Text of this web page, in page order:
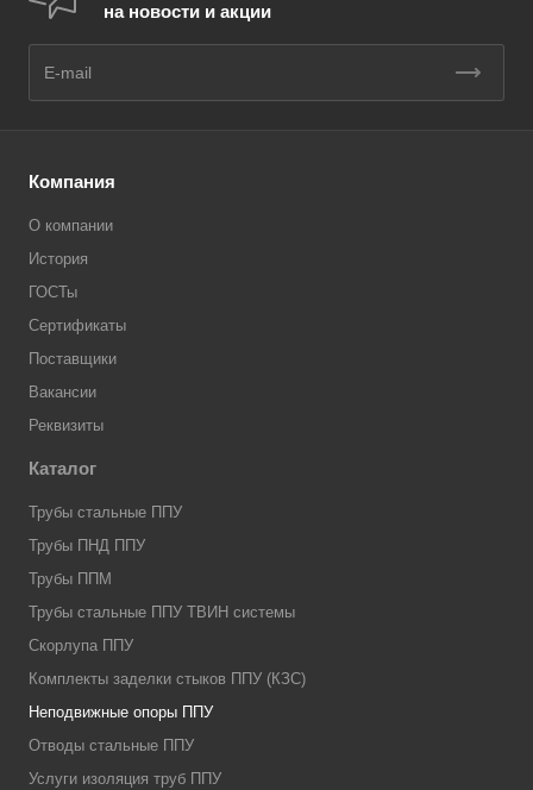
на новости и акции
Компания
О компании
История
ГОСТы
Сертификаты
Поставщики
Вакансии
Реквизиты
Каталог
Трубы стальные ППУ
Трубы ПНД ППУ
Трубы ППМ
Трубы стальные ППУ ТВИН системы
Скорлупа ППУ
Комплекты заделки стыков ППУ (КЗС)
Неподвижные опоры ППУ
Отводы стальные ППУ
Услуги изоляция труб ППУ